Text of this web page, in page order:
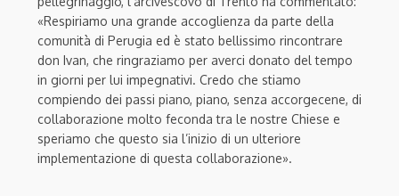
«Respiriamo una grande accoglienza da parte della
comunità di Perugia ed è stato bellissimo rincontrare
don Ivan, che ringraziamo per averci donato del tempo
in giorni per lui impegnativi. Credo che stiamo
compiendo dei passi piano, piano, senza accorgecene, di
collaborazione molto feconda tra le nostre Chiese e
speriamo che questo sia l’inizio di un ulteriore
implementazione di questa collaborazione».